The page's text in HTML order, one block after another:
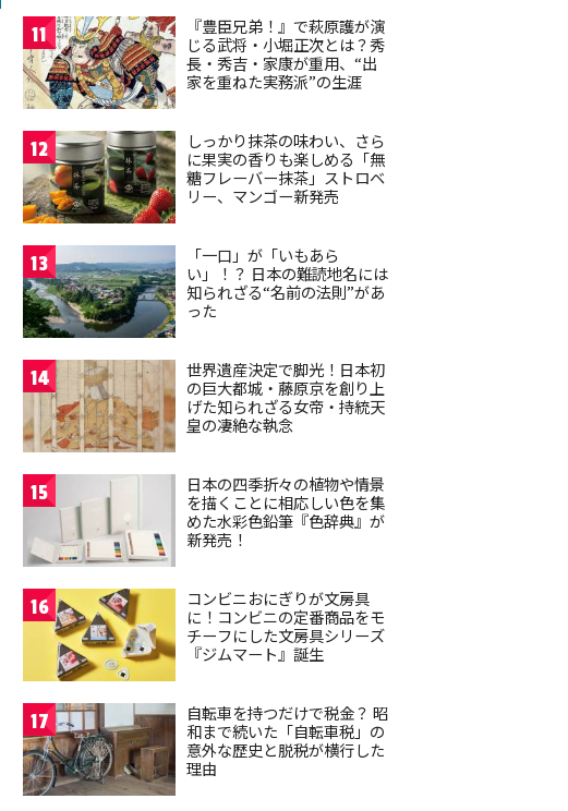
11
『豊臣兄弟！』で萩原護が演
じる武将・小堀正次とは？秀
長・秀吉・家康が重用、“出
家を重ねた実務派”の生涯
12
しっかり抹茶の味わい、さら
に果実の香りも楽しめる「無
糖フレーバー抹茶」ストロベ
リー、マンゴー新発売
13
「一口」が「いもあら
い」！？ 日本の難読地名には
知られざる“名前の法則”があ
った
14
世界遺産決定で脚光！日本初
の巨大都城・藤原京を創り上
げた知られざる女帝・持統天
皇の凄絶な執念
15
日本の四季折々の植物や情景
を描くことに相応しい色を集
めた水彩色鉛筆『色辞典』が
新発売！
16
コンビニおにぎりが文房具
に！コンビニの定番商品をモ
チーフにした文房具シリーズ
『ジムマート』誕生
17
自転車を持つだけで税金？ 昭
和まで続いた「自転車税」の
意外な歴史と脱税が横行した
理由